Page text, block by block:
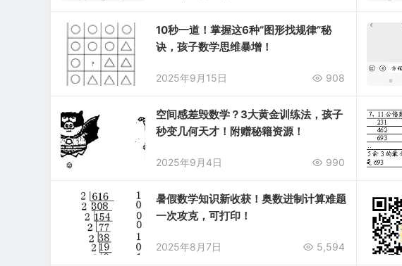
10秒一道！掌握这6种“图形找规律”秘
诀，孩子数学思维暴增！
2025年9月15日 908
空间感差毁数学？3大黄金训练法，孩子
秒变几何天才！附赠秘籍资源！
2025年9月4日 990
暑假数学知识新收获！奥数进制计算难题
一次攻克，可打印！
2025年8月7日 5,594